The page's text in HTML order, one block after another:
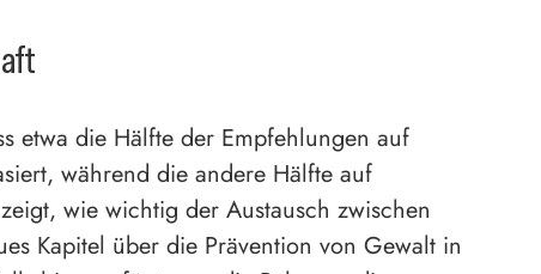
etwa die Hälfte der Empfehlungen auf
während die andere Hälfte auf
wie wichtig der Austausch zwischen
Kapitel über die Prävention von Gewalt in